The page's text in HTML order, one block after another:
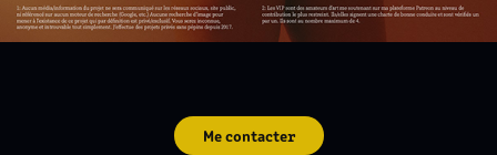
Me contacter